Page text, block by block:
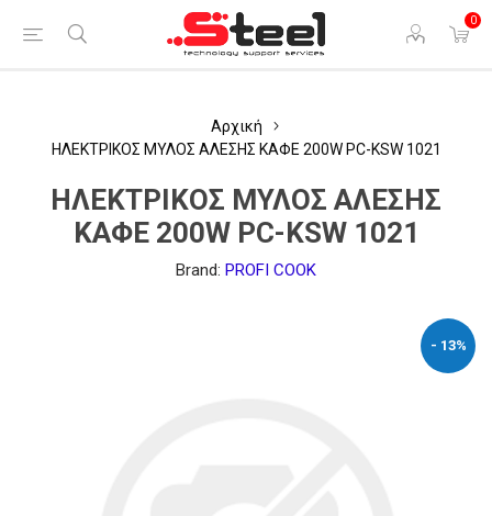
0
Αρχική
ΗΛΕΚΤΡΙΚΟΣ ΜΥΛΟΣ ΑΛΕΣΗΣ ΚΑΦΕ 200W PC-KSW 1021
ΗΛΕΚΤΡΙΚΟΣ ΜΥΛΟΣ ΑΛΕΣΗΣ
ΚΑΦΕ 200W PC-KSW 1021
Brand: PROFI COOK
- 13%